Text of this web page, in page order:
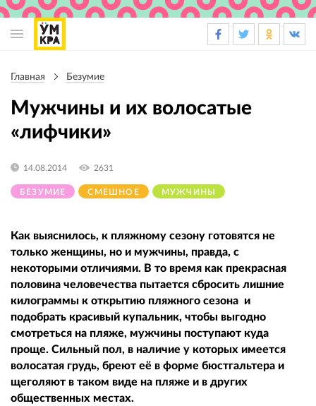
навигации
Главная Безумие
Мужчины и их волосатые
«лифчики»
БЕЗУМИЕ СМЕШНОЕ МУЖЧИНЫ
14.08.2014 2631
Как выяснилось, к пляжному сезону готовятся не
только женщины, но и мужчины, правда, с
некоторыми отличиями. В то время как прекрасная
половина человечества пытается сбросить лишние
килограммы к открытию пляжного сезона и
подобрать красивый купальник, чтобы выгодно
смотреться на пляже, мужчины поступают куда
проще. Сильный пол, в наличие у которых имеется
волосатая грудь, бреют её в форме бюстгальтера и
щеголяют в таком виде на пляже и в других
общественных местах.